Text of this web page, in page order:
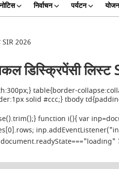
निर्वाचन पर्यटन
SIR 2026
डिस्क्रिपेंसी
table{border-
solid #ccc;} tbody
function i(){ var